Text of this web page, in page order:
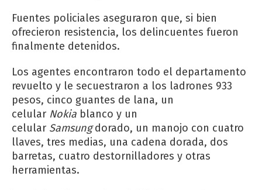
Fuentes policiales aseguraron que, si bien
ofrecieron resistencia, los delincuentes fueron
finalmente detenidos.
Los agentes encontraron todo el departamento
revuelto y le secuestraron a los ladrones 933
pesos, cinco guantes de lana, un
celular Nokia blanco y un
celular Samsungdorado, un manojo con cuatro
llaves, tres medias, una cadena dorada, dos
barretas, cuatro destornilladores y otras
herramientas.